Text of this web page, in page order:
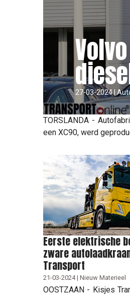
27-03-2024 |
TORSLANDA -
een XC90, werd
Eerste elektrische
zware
Transport
21-03-2024 | Nieuw Materieel
OOSTZAAN - Kisjes